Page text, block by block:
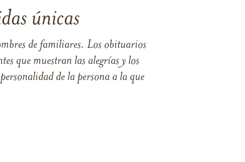
únicas
de familiares. Los obituarios
que muestran las alegrías y los
de la persona a la que